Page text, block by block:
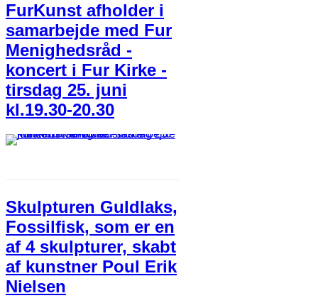
FurKunst afholder i
samarbejde med Fur
Menighedsråd -
koncert i Fur Kirke -
tirsdag 25. juni
kl.19.30-20.30
Skulpturen Guldlaks,
Fossilfisk, som er en
af 4 skulpturer, skabt
af kunstner Poul Erik
Nielsen